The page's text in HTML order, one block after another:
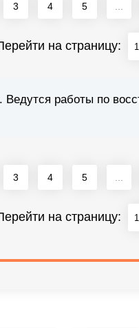
3 4 5
на страницу:
работы по
3 4 5
на страницу: